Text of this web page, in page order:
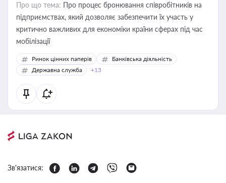
Про що тема: Про процес бронювання співробітників на
підприємствах, який дозволяє забезпечити їх участь у
критично важливих для економіки країни сферах під час
мобілізації
Ринок цінних паперів
Банківська діяльність
Державна служба
+13
Зв'язатися: